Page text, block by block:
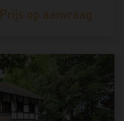
Prijs op aanvraag